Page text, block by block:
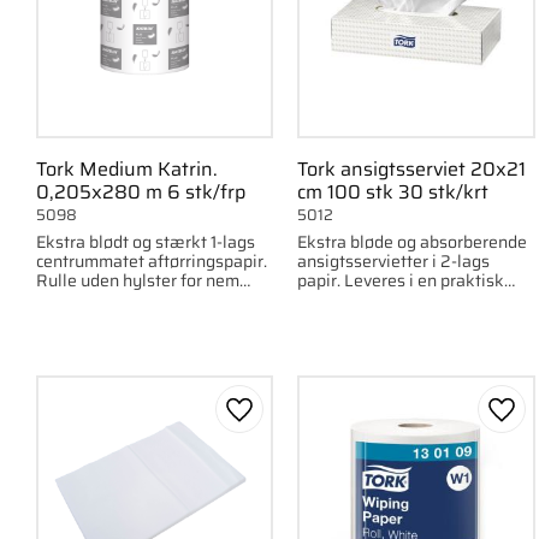
Tork Medium Katrin.
0,205x280 m 6 stk/frp
Ekstra blødt og stærkt 1-lags
centrummatet aftørringspapir.
Rulle uden hylster for nem
5098
Tork ansigtsserviet 20x21
cm 100 stk 30 stk/krt
Ekstra bløde og absorberende
ansigtsservietter i 2-lags
papir. Leveres i en praktisk
5012
Gem som favorit